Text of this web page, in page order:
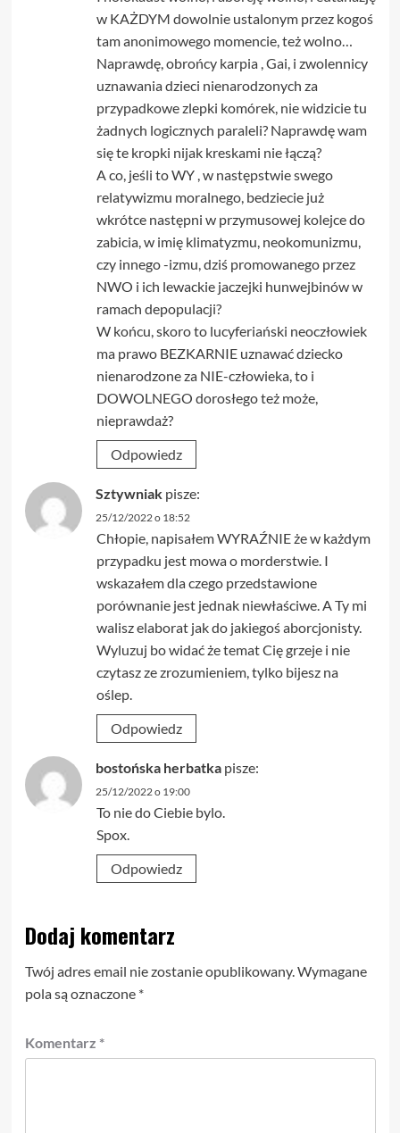
w KAŻDYM dowolnie ustalonym przez kogoś
tam anonimowego momencie, też wolno…
Naprawdę, obrońcy karpia , Gai, i zwolennicy
uznawania dzieci nienarodzonych za
przypadkowe zlepki komórek, nie widzicie tu
żadnych logicznych paraleli? Naprawdę wam
się te kropki nijak kreskami nie łączą?
A co, jeśli to WY , w następstwie swego
relatywizmu moralnego, bedziecie już
wkrótce następni w przymusowej kolejce do
zabicia, w imię klimatyzmu, neokomunizmu,
czy innego -izmu, dziś promowanego przez
NWO i ich lewackie jaczejki hunwejbinów w
ramach depopulacji?
W końcu, skoro to lucyferiański neoczłowiek
ma prawo BEZKARNIE uznawać dziecko
nienarodzone za NIE-człowieka, to i
DOWOLNEGO dorosłego też może,
nieprawdaż?
Odpowiedz
Sztywniak pisze:
25/12/2022 o 18:52
Chłopie, napisałem WYRAŹNIE że w każdym
przypadku jest mowa o morderstwie. I
wskazałem dla czego przedstawione
porównanie jest jednak niewłaściwe. A Ty mi
walisz elaborat jak do jakiegoś aborcjonisty.
Wyluzuj bo widać że temat Cię grzeje i nie
czytasz ze zrozumieniem, tylko bijesz na
oślep.
Odpowiedz
bostońska herbatka pisze:
25/12/2022 o 19:00
To nie do Ciebie bylo.
Spox.
Odpowiedz
Dodaj komentarz
Twój adres email nie zostanie opublikowany.Wymagane
pola są oznaczone *
Komentarz *